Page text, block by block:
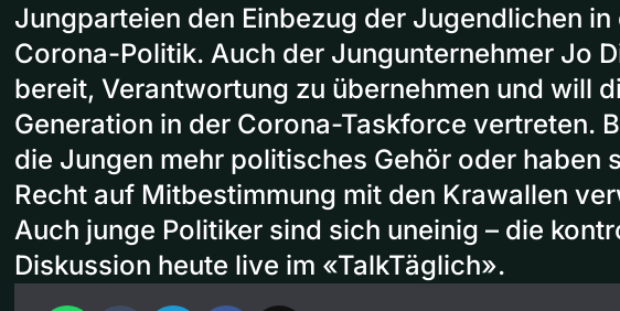
Jungparteien den Einbezug der Jugendlichen in
Corona-Politik. Auch der Jungunternehmer Jo
bereit, Verantwortung zu übernehmen und will
Generation in der Corona-Taskforce vertreten.
die Jungen mehr politisches Gehör oder haben
Recht auf Mitbestimmung mit den Krawallen
Auch junge Politiker sind sich uneinig – die
Diskussion heute live im «TalkTäglich».